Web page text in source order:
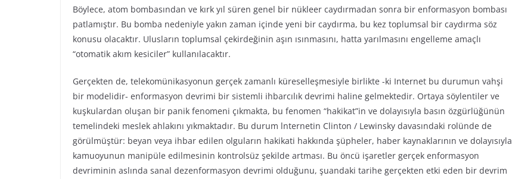
Böylece, atom bombasından ve kırk yıl süren genel bir nükleer caydırmadan sonra bir enformasyon bombası
patlamıştır. Bu bomba nedeniyle yakın zaman içinde yeni bir caydırma, bu kez toplumsal bir caydırma söz
konusu olacaktır. Ulusların toplumsal çekirdeğinin aşın ısınmasını, hatta yarılmasını engelleme amaçlı
“otomatik akım kesiciler” kullanılacaktır.
Gerçekten de, telekomünikasyonun gerçek zamanlı küreselleşmesiyle birlikte -ki Internet bu durumun vahşi
bir modelidir- enformasyon devrimi bir sistemli ihbarcılık devrimi haline gelmektedir. Ortaya söylentiler ve
kuşkulardan oluşan bir panik fenomeni çıkmakta, bu fenomen “hakikat”in ve dolayısıyla basın özgürlüğünün
temelindeki meslek ahlakını yıkmaktadır. Bu durum lnternetin Clinton / Lewinsky davasındaki rolünde de
görülmüştür: beyan veya ihbar edilen olguların hakikati hakkında şüpheler, haber kaynaklarının ve dolayısıyla
kamuoyunun manipüle edilmesinin kontrolsüz şekilde artması. Bu öncü işaretler gerçek enformasyon
devriminin aslında sanal dezenformasyon devrimi olduğunu, şuandaki tarihe gerçekten etki eden bir devrim